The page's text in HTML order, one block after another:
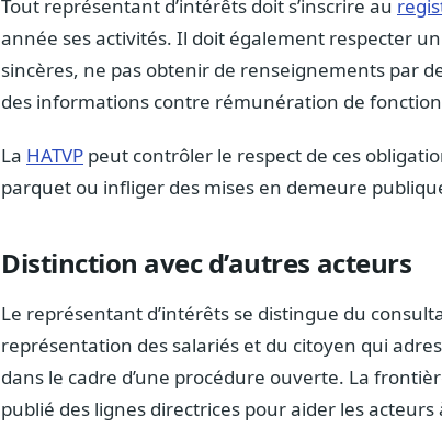
Tout représentant d’intérêts doit s’inscrire au
année ses activités. Il doit également respecter
sincères, ne pas obtenir de renseignements par
des informations contre rémunération de
La HATVP peut contrôler le respect de ces
parquet ou infliger des mises en demeure
Distinction avec d’autres acteurs
Le représentant d’intérêts se distingue du
représentation des salariés et du citoyen qui
dans le cadre d’une procédure ouverte. La
publié des lignes directrices pour aider les acteurs